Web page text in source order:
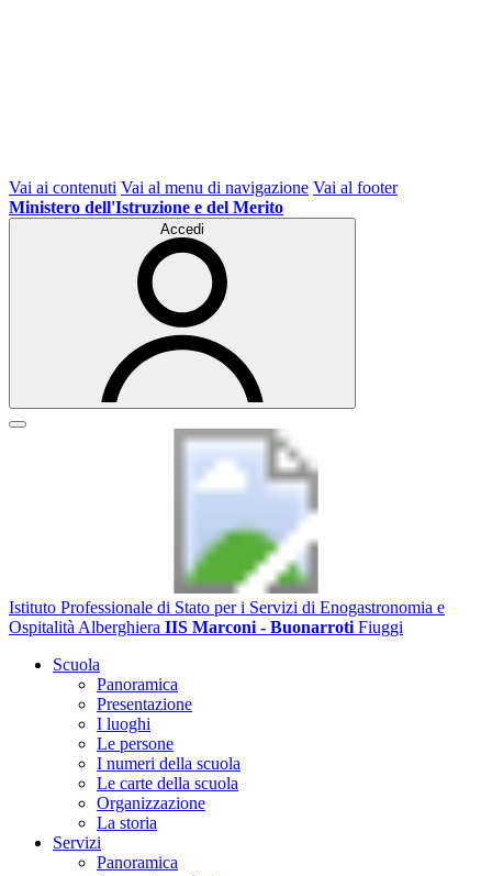
Vai ai contenuti Vai al menu di navigazione Vai al footer
Ministero dell'Istruzione e del Merito
Accedi
Istituto Professionale di Stato per i Servizi di Enogastronomia e
Ospitalità Alberghiera IIS Marconi - Buonarroti Fiuggi
Scuola
Panoramica
Presentazione
I luoghi
Le persone
I numeri della scuola
Le carte della scuola
Organizzazione
La storia
Servizi
Panoramica